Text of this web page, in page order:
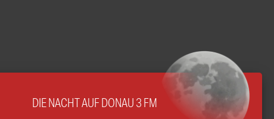
DIE NACHT AUF DONAU 3 FM